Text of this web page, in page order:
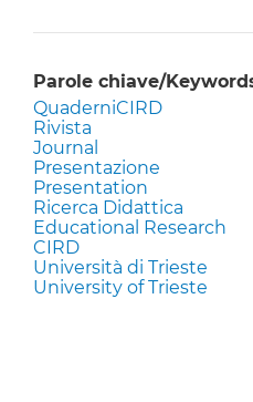
Parole chiave/
QuaderniCIRD
Rivista
Journal
Presentazione
Presentation
Ricerca Didattica
Educational Research
CIRD
Università di Trieste
University of Trieste